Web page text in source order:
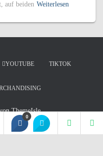
auf beiden Weiterlesen
YOUTUBE TIKTOK
ThemeIsle
0